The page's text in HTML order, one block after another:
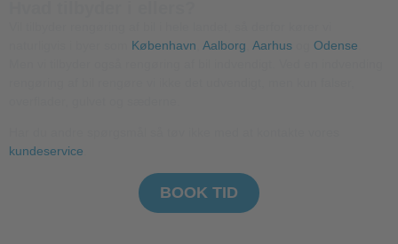
København Aalborg Aarhus Odense
kundeservice
BOOK TID